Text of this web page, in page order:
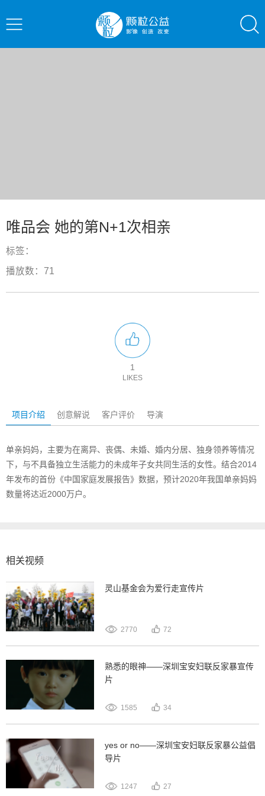
唯品会 她的第N+1次相亲
标签：
播放数：71
1
LIKES
项目介绍 创意解说 客户评价 导演
单亲妈妈，主要为在离异、丧偶、未婚、婚内分居、独身领养等情况
下，与不具备独立生活能力的未成年子女共同生活的女性。结合2014
年发布的首份《中国家庭发展报告》数据，预计2020年我国单亲妈妈
数量将达近2000万户。
相关视频
灵山基金会为爱行走宣传片
2770 72
熟悉的眼神——深圳宝安妇联反家暴宣传
片
1585 34
yes or no——深圳宝安妇联反家暴公益倡
导片
1247 27